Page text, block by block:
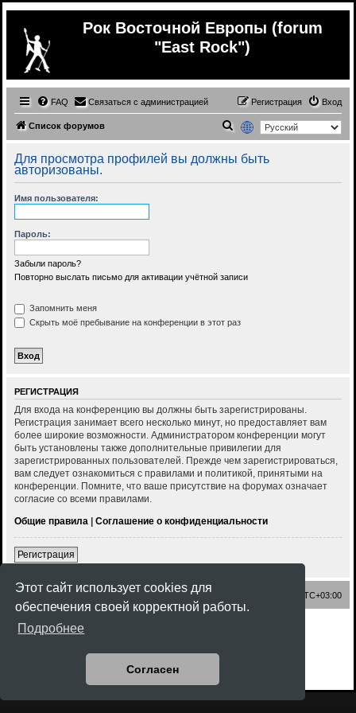
Этот сайт использует cookies для
обеспечения своей корректной работы.
Подробнее
Согласен
Рок Восточной Европы (forum
"East Rock")
FAQ Связаться с администрацией Вход
Регистрация
Список форумов
и
с
Для просмотра профилей вы должны быть
авторизованы.
Имя пользователя:
Пароль:
Забыли пароль?
Повторно выслать письмо для активации учётной записи
Запомнить меня
Скрыть моё пребывание на конференции в этот раз
РЕГИСТРАЦИЯ
Для входа на конференцию вы должны быть зарегистрированы.
Регистрация занимает всего несколько минут, но предоставляет вам
более широкие возможности. Администратором конференции могут
быть установлены также дополнительные привилегии для
зарегистрированных пользователей. Прежде чем зарегистрироваться,
вам следует ознакомиться с правилами и политикой, принятыми на
конференции. Помните, что ваше присутствие на форумах означает
согласие со всеми правилами.
Общие правила | Соглашение о конфиденциальности
Регистрация
Список форумов UTC+03:00
Создано на основе
Русская поддержка phpBB
Конфиденциальность